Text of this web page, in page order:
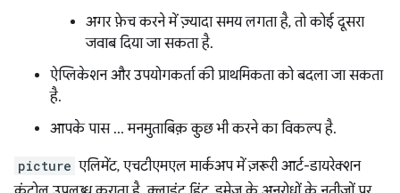
अगर फ़ेच करने में ज़्यादा समय लगता है, तो कोई दूसरा
जवाब दिया जा सकता है.
ऐप्लिकेशन और उपयोगकर्ता की प्राथमिकता को बदला जा सकता
है.
आपके पास … मनमुताबिक़ कुछ भी करने का विकल्प है.
picture एलिमेंट, एचटीएमएल मार्कअप में ज़रूरी आर्ट-डायरेक्शन